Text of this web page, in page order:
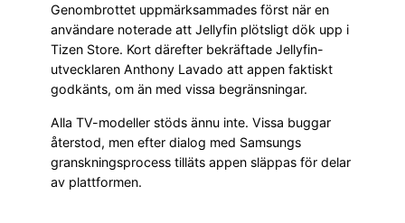
Genombrottet uppmärksammades först när en
användare noterade att Jellyfin plötsligt dök upp i
Tizen Store. Kort därefter bekräftade Jellyfin-
utvecklaren Anthony Lavado att appen faktiskt
godkänts, om än med vissa begränsningar.
Alla TV-modeller stöds ännu inte. Vissa buggar
återstod, men efter dialog med Samsungs
granskningsprocess tilläts appen släppas för delar
av plattformen.